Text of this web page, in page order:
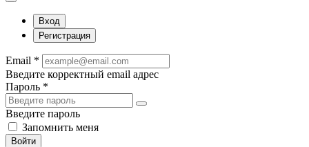
Вход
Регистрация
Email *
Введите корректный email адрес
Пароль *
Введите пароль
Запомнить меня
Войти